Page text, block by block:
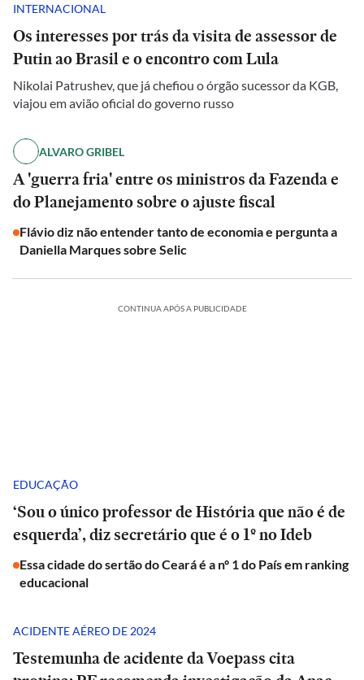
INTERNACIONAL
Os interesses por trás da visita de assessor de
Putin ao Brasil e o encontro com Lula
Nikolai Patrushev, que já chefiou o órgão sucessor da KGB,
viajou em avião oficial do governo russo
ALVARO GRIBEL
A 'guerra fria' entre os ministros da Fazenda e
do Planejamento sobre o ajuste fiscal
Flávio diz não entender tanto de economia e pergunta a
Daniella Marques sobre Selic
CONTINUA APÓS A PUBLICIDADE
EDUCAÇÃO
‘Sou o único professor de História que não é de
esquerda’, diz secretário que é o 1º no Ideb
Essa cidade do sertão do Ceará é a nº 1 do País em ranking
educacional
ACIDENTE AÉREO DE 2024
Testemunha de acidente da Voepass cita